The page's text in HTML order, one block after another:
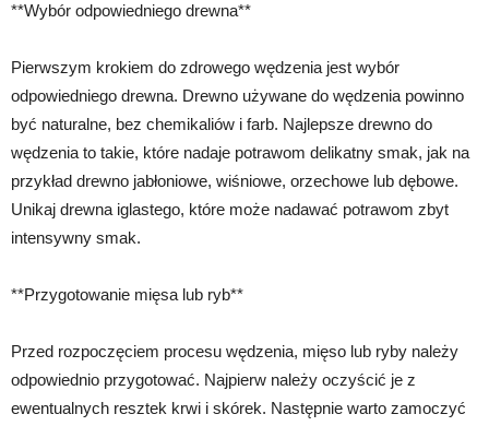
**Wybór odpowiedniego drewna**
Pierwszym krokiem do zdrowego wędzenia jest wybór
odpowiedniego drewna. Drewno używane do wędzenia powinno
być naturalne, bez chemikaliów i farb. Najlepsze drewno do
wędzenia to takie, które nadaje potrawom delikatny smak, jak na
przykład drewno jabłoniowe, wiśniowe, orzechowe lub dębowe.
Unikaj drewna iglastego, które może nadawać potrawom zbyt
intensywny smak.
**Przygotowanie mięsa lub ryb**
Przed rozpoczęciem procesu wędzenia, mięso lub ryby należy
odpowiednio przygotować. Najpierw należy oczyścić je z
ewentualnych resztek krwi i skórek. Następnie warto zamoczyć